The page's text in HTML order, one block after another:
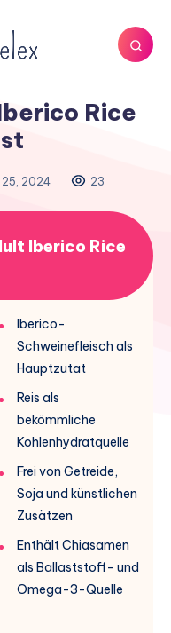
Rice
25, 2024 23
Iberico Rice
Iberico-
Schweinefleisch als
Hauptzutat
Reis als
bekömmliche
Kohlenhydratquelle
Frei von Getreide,
Soja und künstlichen
Zusätzen
Enthält Chiasamen
als Ballaststoff- und
Omega-3-Quelle